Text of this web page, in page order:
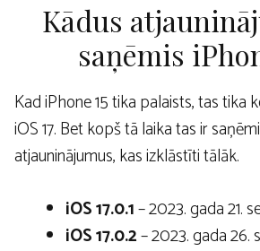
Kādus
saņēmis
Kad iPhone 15 tika palaists, tas tika
iOS 17. Bet kopš tā laika tas ir
atjauninājumus, kas izklāstīti tālāk.
iOS 17.0.1– 2023. gada 21.
iOS 17.0.2– 2023. gada 26.